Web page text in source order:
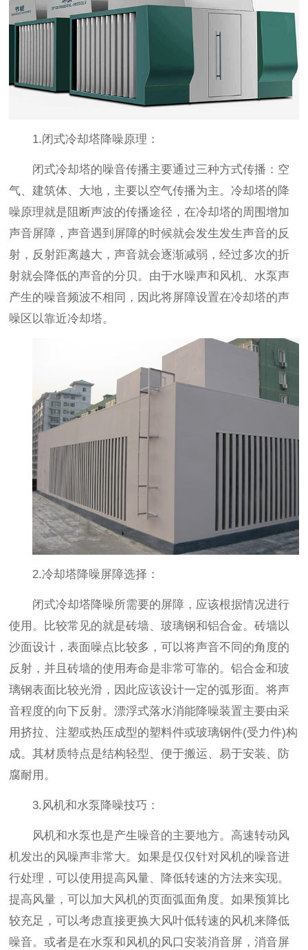
1.闭式冷却塔降噪原理：
闭式冷却塔的噪音传播主要通过三种方式传播：空
气、建筑体、大地，主要以空气传播为主。冷却塔的降
噪原理就是阻断声波的传播途径，在冷却塔的周围增加
声音屏障，声音遇到屏障的时候就会发生发生声音的反
射，反射距离越大，声音就会逐渐减弱，经过多次的折
射就会降低的声音的分贝。由于水噪声和风机、水泵声
产生的噪音频波不相同，因此将屏障设置在冷却塔的声
噪区以靠近冷却塔。
2.冷却塔降噪屏障选择：
闭式冷却塔降噪所需要的屏障，应该根据情况进行
使用。比较常见的就是砖墙、玻璃钢和铝合金。砖墙以
沙面设计，表面噪点比较多，可以将声音不同的角度的
反射，并且砖墙的使用寿命是非常可靠的。铝合金和玻
璃钢表面比较光滑，因此应该设计一定的弧形面。将声
音程度的向下反射。漂浮式落水消能降噪装置主要由采
用挤拉、注塑或热压成型的塑料件或玻璃钢件(受力件)构
成。其材质特点是结构轻型、便于搬运、易于安装、防
腐耐用。
3.风机和水泵降噪技巧：
风机和水泵也是产生噪音的主要地方。高速转动风
机发出的风噪声非常大。如果是仅仅针对风机的噪音进
行处理，可以使用提高风量、降低转速的方法来实现。
提高风量，可以加大风机的页面弧面角度。如果预算比
较充足，可以考虑直接更换大风叶低转速的风机来降低
噪音。或者是在水泵和风机的风口安装消音屏，消音屏